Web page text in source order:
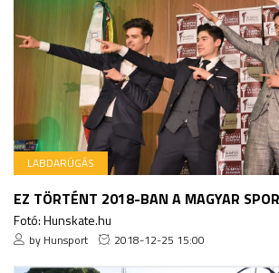
LABDARÚGÁS
EZ TÖRTÉNT 2018-BAN A MAGYAR
Fotó: Hunskate.hu
by Hunsport 2018-12-25 15:00